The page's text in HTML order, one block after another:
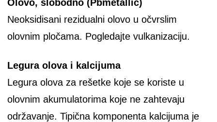
Olovo, slobodno (Pbmetallic)
Neoksidisani rezidualni olovo u očvrslim
olovnim pločama. Pogledajte vulkanizaciju.
Legura olova i kalcijuma
Legura olova za rešetke koje se koriste u
olovnim akumulatorima koje ne zahtevaju
održavanje. Tipična komponenta kalcijuma je